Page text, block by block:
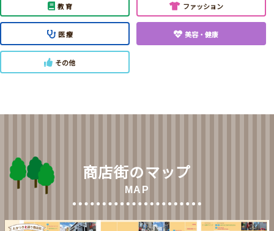
教 育 ファッション
医 療 美容・健康
その他
商店街のマップ
MAP